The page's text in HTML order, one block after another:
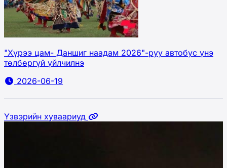
"Хүрээ цам- Даншиг наадам 2026"-руу автобус үнэ
төлбөргүй үйлчилнэ
2026-06-19
Үзвэрийн хуваариуд